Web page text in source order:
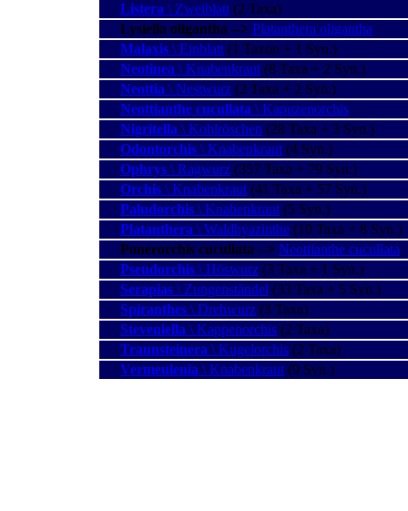
Listera \ Zweiblatt (2 Taxa)
Lysiella oligantha --> Platanthera oligantha
Malaxis \ Einblatt (1 Taxon + 1 Syn.)
Neotinea \ Knabenkraut (8 Taxa + 2 Syn.)
Neottia \ Nestwurz (2 Taxa + 2 Syn.)
Neottianthe cucullata \ Kapuzenorchis
Nigritella \ Kohlröschen (28 Taxa + 3 Syn.)
Odontorchis \ Knabenkraut (4 Syn.)
Ophrys \ Ragwurz (357 Taxa + 79 Syn.)
Orchis \ Knabenkraut (41 Taxa + 57 Syn.)
Paludorchis \ Knabenkraut (5 Syn.)
Platanthera \ Waldhyazinthe (10 Taxa + 8 Syn.)
Ponerorchis cucullata --> Neottianthe cucullata
Pseudorchis \ Höswurz (3 Taxa + 1 Syn.)
Serapias \ Zungenständel (33 Taxa + 5 Syn.)
Spiranthes \ Drehwurz (3 Taxa)
Steveniella \ Kappenorchis (2 Taxa)
Traunsteinera \ Kugelorchis (2 Taxa)
Vermeulenia \ Knabenkraut (9 Syn.)